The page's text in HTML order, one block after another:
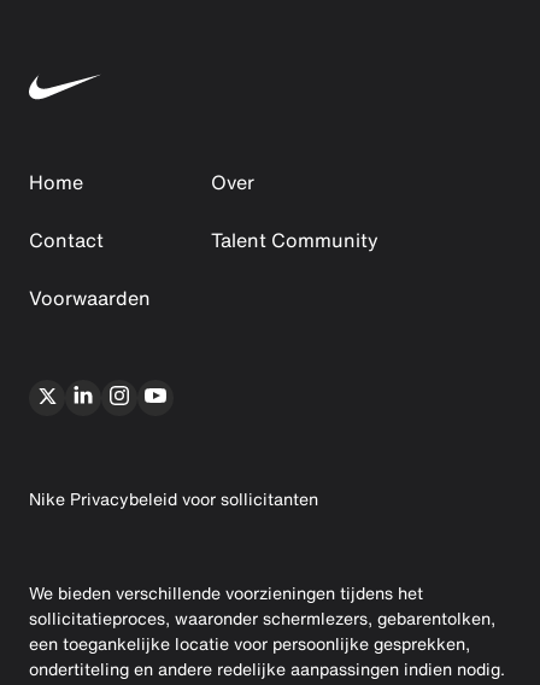
Home
Over
Contact
Talent Community
Voorwaarden
Nike Privacybeleid voor sollicitanten
We bieden verschillende voorzieningen tijdens het
sollicitatieproces, waaronder schermlezers, gebarentolken,
een toegankelijke locatie voor persoonlijke gesprekken,
ondertiteling en andere redelijke aanpassingen indien nodig.